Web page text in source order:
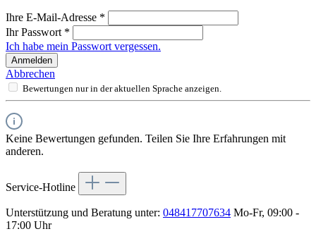
Ihre E-Mail-Adresse *
Ihr Passwort *
Ich habe mein Passwort vergessen.
Anmelden
Abbrechen
Bewertungen nur in der aktuellen Sprache anzeigen.
Keine Bewertungen gefunden. Teilen Sie Ihre Erfahrungen mit
anderen.
Service-Hotline
Unterstützung und Beratung unter: 048417707634 Mo-Fr, 09:00 -
17:00 Uhr